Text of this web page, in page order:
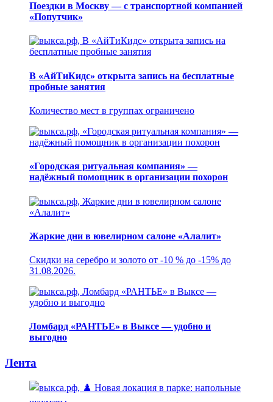
Поездки в Москву — с транспортной компанией
«Попутчик»
В «АйТиКидс» открыта запись на бесплатные
пробные занятия
Количество мест в группах ограничено
«Городская ритуальная компания» —
надёжный помощник в организации похорон
Жаркие дни в ювелирном салоне «Алалит»
Скидки на серебро и золото от -10 % до -15% до
31.08.2026.
Ломбард «РАНТЬЕ» в Выксе — удобно и
выгодно
Лента